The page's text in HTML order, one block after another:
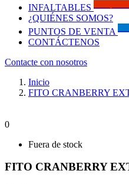
INFALTABLES
¿QUIÉNES SOMOS?
PUNTOS DE VENTA
CONTÁCTENOS
Contacte con nosotros
Inicio
FITO CRANBERRY
0
Fuera de stock
FITO CRANBERRY